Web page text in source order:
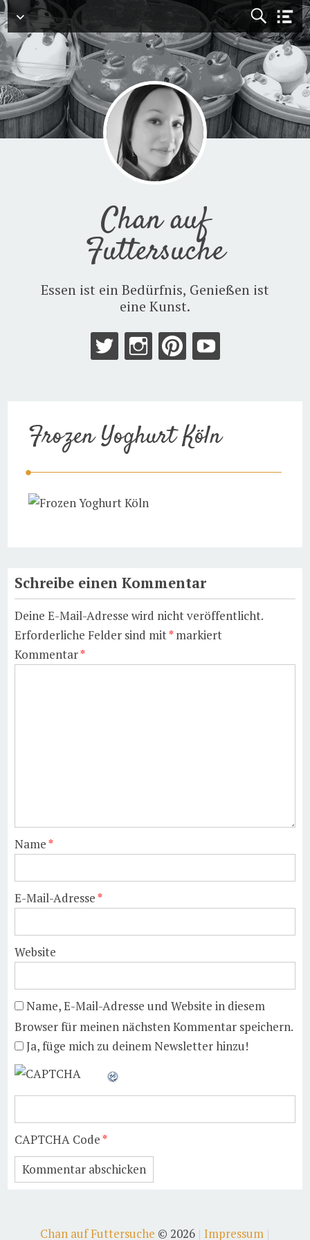
Menü
Chan auf
Futtersuche
Essen ist ein Bedürfnis, Genießen ist
eine Kunst.
Frozen Yoghurt Köln
Schreibe einen Kommentar
Deine E-Mail-Adresse wird nicht veröffentlicht.
Erforderliche Felder sind mit*markiert
Kommentar*
Name*
E-Mail-Adresse*
Website
Name, E-Mail-Adresse und Website in diesem
Browser für meinen nächsten Kommentar speichern.
Ja, füge mich zu deinem Newsletter hinzu!
CAPTCHA Code*
Chan auf Futtersuche © 2026 Impressum